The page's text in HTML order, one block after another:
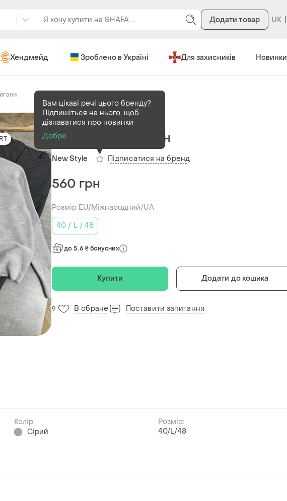
Додати товар
Хендмейд Зроблено в Україні Для захисників Новинки
В наявності 1 шт
Вовняний кардиган
New Style
Вам цікаві речі цього бренду?
Підпишіться на нього, щоб
дізнаватися про новинки
Добре
Підписатися на бренд
560 грн
Розмір EU/Міжнародний/UA
40 / L / 48
до 5.6 ₴ бонусних
Купити Додати до кошика
9 В обране Поставити запитання
Колір:
Сірий
Розмір:
40/L/48